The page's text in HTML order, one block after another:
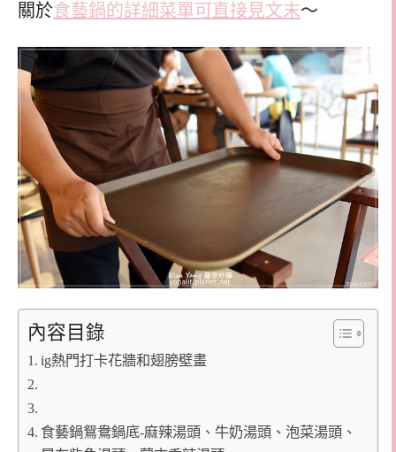
關於食藝鍋的詳細菜單可直接見文末～
內容目錄
ig熱門打卡花牆和翅膀壁畫
食藝鍋鴛鴦鍋底-麻辣湯頭、牛奶湯頭、泡菜湯頭、